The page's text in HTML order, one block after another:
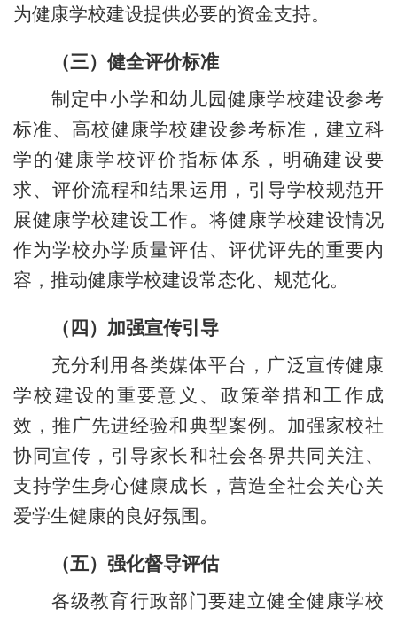
为健康学校建设提供必要的资金支持。
（三）健全评价标准
制定中小学和幼儿园健康学校建设参考
标准、高校健康学校建设参考标准，建立科
学的健康学校评价指标体系，明确建设要
求、评价流程和结果运用，引导学校规范开
展健康学校建设工作。将健康学校建设情况
作为学校办学质量评估、评优评先的重要内
容，推动健康学校建设常态化、规范化。
（四）加强宣传引导
充分利用各类媒体平台，广泛宣传健康
学校建设的重要意义、政策举措和工作成
效，推广先进经验和典型案例。加强家校社
协同宣传，引导家长和社会各界共同关注、
支持学生身心健康成长，营造全社会关心关
爱学生健康的良好氛围。
（五）强化督导评估
各级教育行政部门要建立健全健康学校